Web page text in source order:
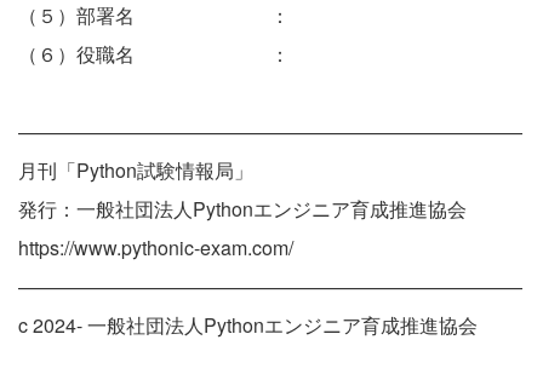
（５）部署名 ：
（６）役職名 ：
——————————————————————————
月刊「Python試験情報局」
発行：一般社団法人Pythonエンジニア育成推進協会
https://www.pythonic-exam.com/
——————————————————————————
c 2024- 一般社団法人Pythonエンジニア育成推進協会